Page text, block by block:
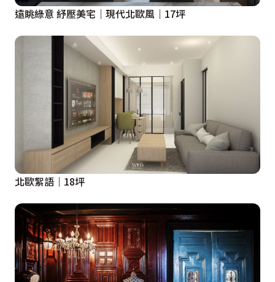
遠眺綠意 紓壓美宅｜現代北歐風｜17坪
北歐絮語｜18坪